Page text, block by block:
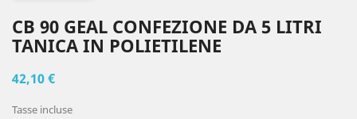
CB 90 GEAL CONFEZIONE DA 5 LITRI
TANICA IN POLIETILENE
42,10 €
Tasse incluse